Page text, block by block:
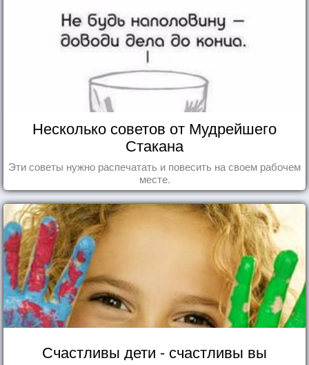
Несколько советов от Мудрейшего
Стакана
Эти советы нужно распечатать и повесить на своем рабочем
месте.
Счастливы дети - счастливы вы